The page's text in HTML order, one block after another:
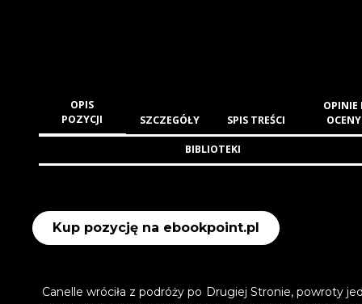
OPIS
POZYCJI
SZCZEGÓŁY SPIS TREŚCI
OPINIE
OCENY
BIBLIOTEKI
Kup pozycję na ebookpoint.pl
Canelle wróciła z podróży po Drugiej Stronie, powroty